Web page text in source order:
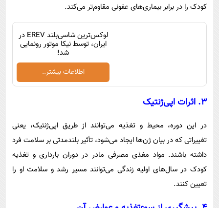
کودک را در برابر بیماری‌های عفونی مقاوم‌تر می‌کند.
لوکس‌ترین شاسی‌بلند EREV در
ایران، توسط نیکا موتور رونمایی
شد!
اطلاعات بیشتر..
۳. اثرات اپی‌ژنتیک
در این دوره، محیط و تغذیه می‌توانند از طریق اپی‌ژنتیک، یعنی
تغییراتی که در بیان ژن‌ها ایجاد می‌شود، تأثیر بلندمدتی بر سلامت فرد
داشته باشند. مواد مغذی مصرفی مادر در دوران بارداری و تغذیه
کودک در سال‌های اولیه زندگی می‌توانند مسیر رشد و سلامت او را
تعیین کنند.